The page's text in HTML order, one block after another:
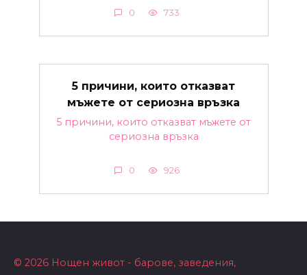
0 733
5 причини, които отказват
мъжете от сериозна връзка
5 причини, които отказват мъжете от
сериозна връзка
0 926
© 2026 Нощен живот - барове, заведения,